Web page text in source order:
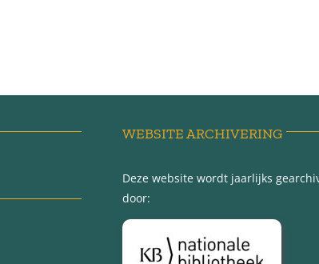
WEBSITE ARCHIVERING
Deze website wordt jaarlijks
door: